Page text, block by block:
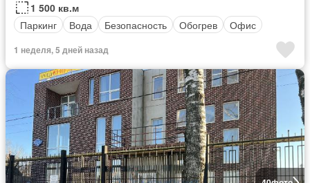
1 500 кв.м
Паркинг
Вода Безопасность Обогрев Офис
1 неделя, 5 дней назад